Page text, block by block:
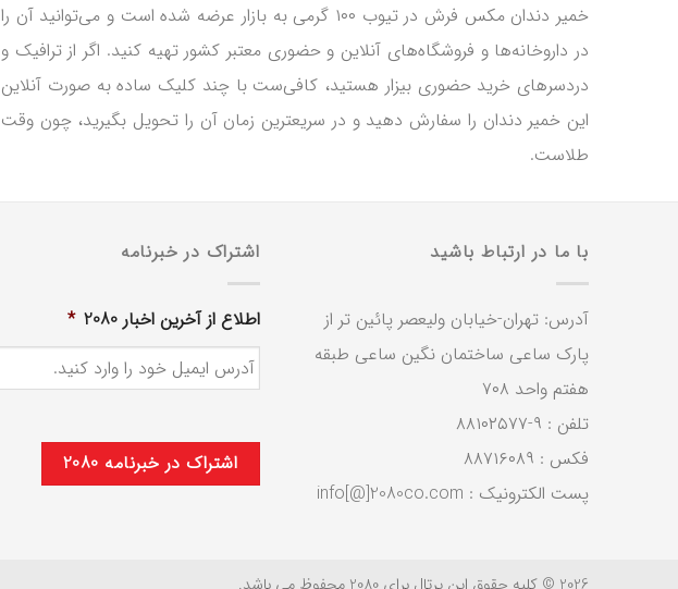
خمیر دندان مکس فرش در تیوب ۱۰۰ گرمی به بازار عرضه شده است و می‌توانید آن را
در داروخانه‌ها و فروشگاه‌های آنلاین و حضوری معتبر کشور تهیه کنید. اگر از ترافیک و
دردسرهای خرید حضوری بیزار هستید، کافی‌ست با چند کلیک ساده به صورت آنلاین
این خمیر دندان را سفارش دهید و در سریعترین زمان آن را تحویل بگیرید، چون وقت
طلاست.
با ما در ارتباط باشید
آدرس: تهران-خیابان ولیعصر پائین تر از
پارک ساعی ساختمان نگین ساعی طبقه
هفتم واحد ۷۰۸
تلفن : ۹-۸۸۱۰۲۵۷۷
فکس : ۸۸۷۱۶۰۸۹
پست الکترونیک : info[@]2080co.com
اشتراک در خبرنامه
اطلاع از آخرین اخبار 2080 *